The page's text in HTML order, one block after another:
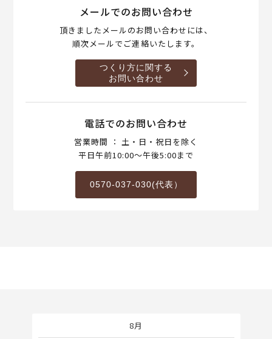
メールでのお問い合わせ
頂きましたメールのお問い合わせには、
順次メールでご連絡いたします。
つくり方に関する
お問い合わせ
電話でのお問い合わせ
営業時間 ： 土・日・祝日を除く
平日午前10:00～午後5:00まで
0570-037-030(代表）
8月